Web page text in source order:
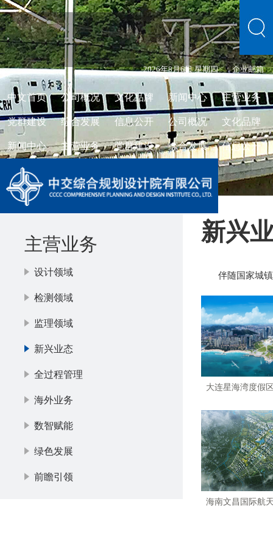
2026年8月6日 星期四 企业邮箱
中文首页 公司概况 文化品牌 新闻中心 主营业务
党群建设 综合发展 信息公开 公司概况 文化品牌
新闻中心 主营业务 党群建设 综合发展 信息公开
主营业务
设计领域
检测领域
监理领域
新兴业态
全过程管理
海外业务
数智赋能
绿色发展
前瞻引领
新兴
伴随国家城镇
大连星海湾度假
海南文昌国际航